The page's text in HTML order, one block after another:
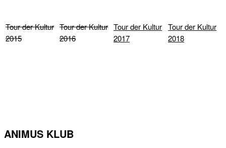
Tour der Kultur
2015
Tour der Kultur
2016
Tour der Kultur
2017
Tour der Kultur
2018
ANIMUS KLUB